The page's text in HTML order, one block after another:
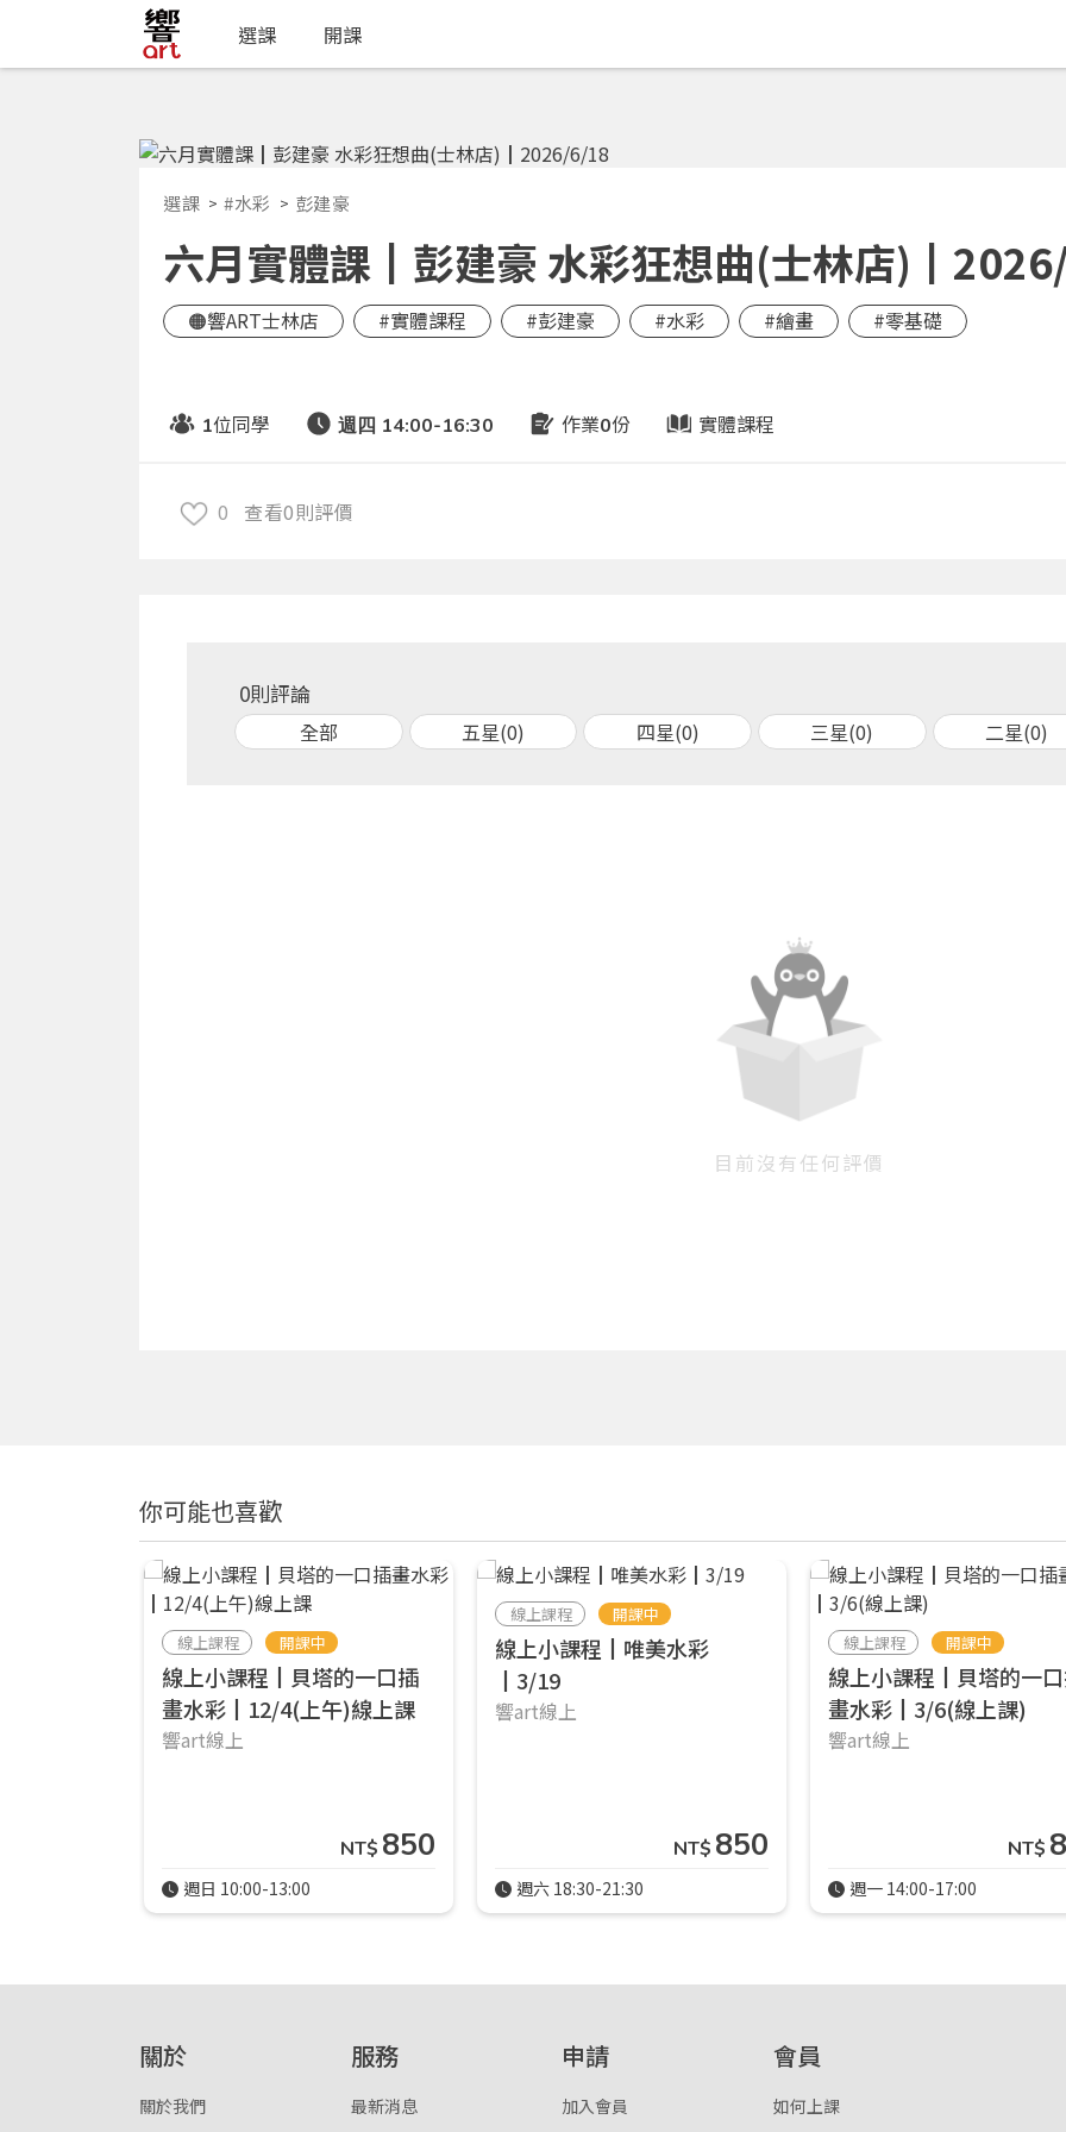
選課 開課
登入
使用者條款與隱私權政策
選課 #水彩 彭建豪
六月實體課┃彭建豪 水彩狂想曲(士林店
🟠響ART士林店 #實體課程 #彭建豪 #水彩 #繪畫 #零基礎
1位同學 週四 14:00-16:30 作業0份 實體課程
0 查看0則評價
0則評論
全部 五星(0) 四星(0) 三星(0) 二星(0)
目前沒有任何評價
你可能也喜歡
線上課程 開課中
線上小課程┃貝塔的一口插
畫水彩┃12/4(上午)線上課
響art線上
NT$ 850
週日 10:00-13:00
線上課程 開課中
線上小課程┃唯美水彩
┃3/19
響art線上
NT$ 850
週六 18:30-21:30
線上課程 開課中
線上小課程┃貝塔的一
畫水彩┃3/6(線上課)
響art線上
NT$
週一 14:00-17:00
關於
關於我們
服務
最新消息
申請
加入會員
會員
如何上課